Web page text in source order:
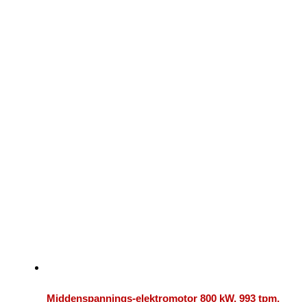
Middenspannings-elektromotor 800 kW, 993 tpm,